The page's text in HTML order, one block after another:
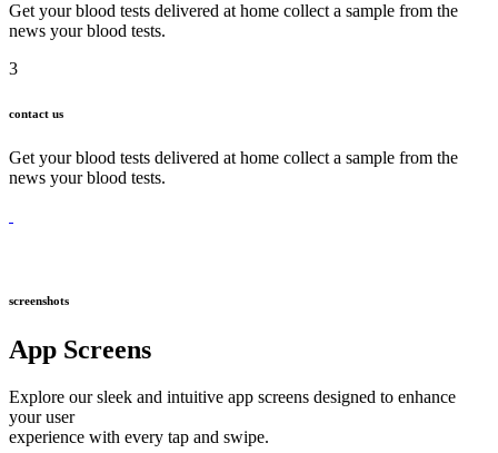
Get your blood tests delivered at home collect a sample from the
news your blood tests.
3
contact us
Get your blood tests delivered at home collect a sample from the
news your blood tests.
screenshots
App Screens
Explore our sleek and intuitive app screens designed to enhance
your user
experience with every tap and swipe.